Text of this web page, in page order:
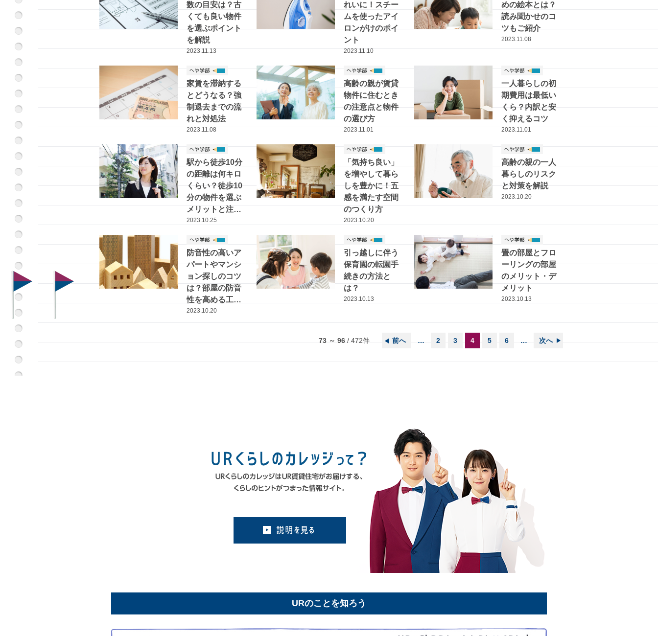
数の目安は？古
くても良い物件
を選ぶポイント
を解説
2023.11.13
れいに！スチー
ムを使ったアイ
ロンがけのポイ
ント
2023.11.10
めの絵本とは？
読み聞かせのコ
ツもご紹介
2023.11.08
家賃を滞納する
とどうなる？強
制退去までの流
れと対処法
2023.11.08
高齢の親が賃貸
物件に住むとき
の注意点と物件
の選び方
2023.11.01
一人暮らしの初
期費用は最低い
くら？内訳と安
く抑えるコツ
2023.11.01
駅から徒歩10分
の距離は何キロ
くらい？徒歩10
分の物件を選ぶ
メリットと注意
点
2023.10.25
「気持ち良い」
を増やして暮ら
しを豊かに！五
感を満たす空間
のつくり方
2023.10.20
高齢の親の一人
暮らしのリスク
と対策を解説
2023.10.20
防音性の高いア
パートやマンシ
ョン探しのコツ
は？部屋の防音
性を高める工夫
も紹介
2023.10.20
引っ越しに伴う
保育園の転園手
続きの方法と
は？
2023.10.13
畳の部屋とフロ
ーリングの部屋
のメリット・デ
メリット
2023.10.13
73 ～ 96 / 472件 前へ … 2 3 4 5 6 … 次へ
URのことを知ろう